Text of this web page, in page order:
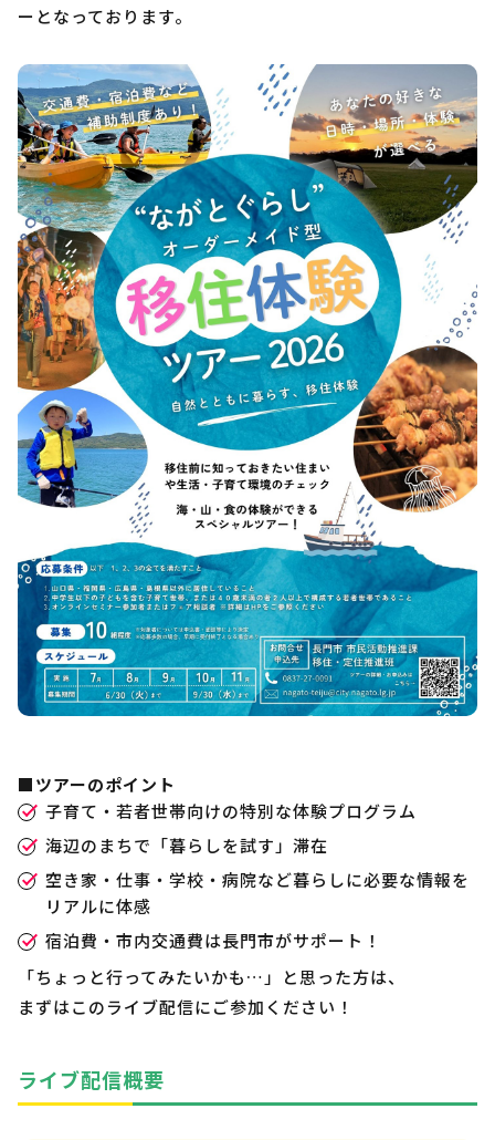
ーとなっております。
■ツアーのポイント
子育て・若者世帯向けの特別な体験プログラム
海辺のまちで「暮らしを試す」滞在
空き家・仕事・学校・病院など暮らしに必要な情報を
リアルに体感
宿泊費・市内交通費は長門市がサポート！
「ちょっと行ってみたいかも…」と思った方は、
まずはこのライブ配信にご参加ください！
ライブ配信概要